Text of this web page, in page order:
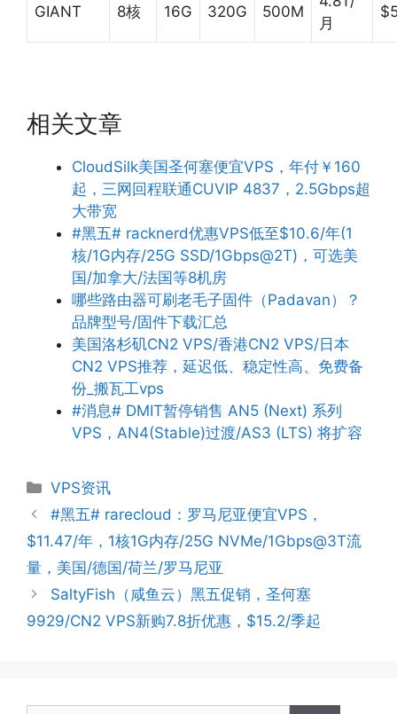
GIANT 8核 16G 320G 500M
月
相关文章
CloudSilk美国圣何塞便宜VPS，年付￥160
起，三网回程联通CUVIP 4837，2.5Gbps超
大带宽
#黑五# racknerd优惠VPS低至$10.6/年(1
核/1G内存/25G SSD/1Gbps@2T)，可选美
国/加拿大/法国等8机房
哪些路由器可刷老毛子固件（Padavan）？
品牌型号/固件下载汇总
美国洛杉矶CN2 VPS/香港CN2 VPS/日本
CN2 VPS推荐，延迟低、稳定性高、免费备
份_搬瓦工vps
#消息# DMIT暂停销售 AN5 (Next) 系列
VPS，AN4(Stable)过渡/AS3 (LTS) 将扩容
分
类
VPS资讯
#黑五# rarecloud：罗马尼亚便宜VPS，
$11.47/年，1核1G内存/25G NVMe/1Gbps@3T流
量，美国/德国/荷兰/罗马尼亚
SaltyFish（咸鱼云）黑五促销，圣何塞
9929/CN2 VPS新购7.8折优惠，$15.2/季起